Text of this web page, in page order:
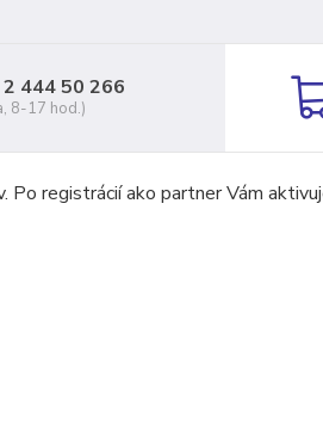
444 50 266
8-17 hod.)
registrácií ako partner Vám